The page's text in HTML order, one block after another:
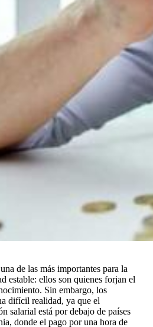
de las más importantes para la
estable: ellos son quienes forjan el
Sin embargo, los
difícil realidad, ya que el
salarial está por debajo de países
donde el pago por una hora de